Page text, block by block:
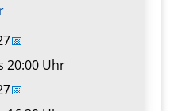
📅
20:00 Uhr
📅